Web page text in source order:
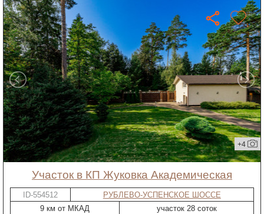
+4
участок в КП Жуковка Академическая
ID-554512
РУБЛЕВО-УСПЕНСКОЕ ШОССЕ
9 км от МКАД
участок 28 соток